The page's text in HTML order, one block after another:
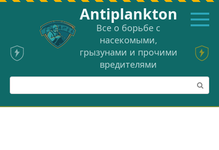
Перейти
Аntiplankton
Все о борьбе с
насекомыми,
грызунами и прочими
вредителями
Поиск: